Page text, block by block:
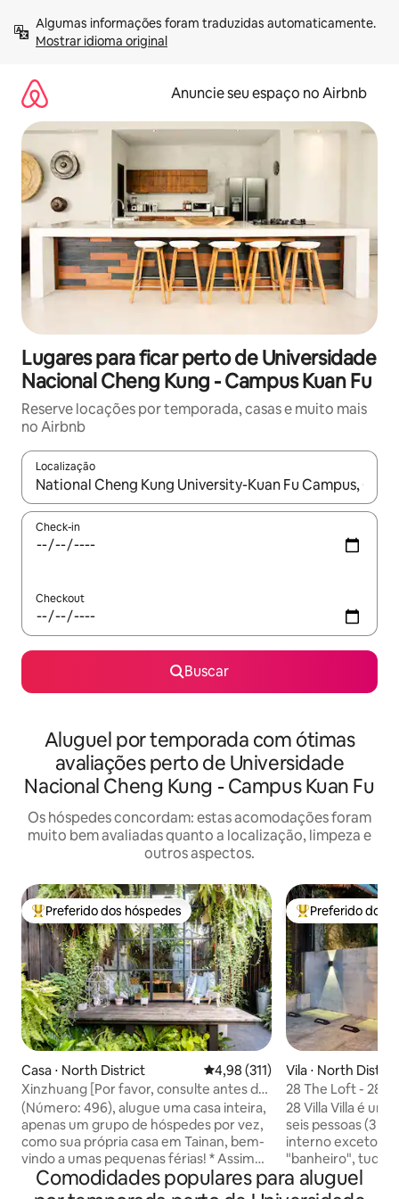
para
Mostrar idioma original
Anuncie seu espaço no Airbnb
Lugares para ficar perto de Universidade
Nacional Cheng Kung - Campus Kuan Fu
Reserve locações por temporada, casas e muito mais
no Airbnb
Localização
Quando os resultados estiverem disponíveis, explore-os
Check-in
Checkout
Buscar
Aluguel por temporada com ótimas
avaliações perto de Universidade
Nacional Cheng Kung - Campus Kuan Fu
Os hóspedes concordam: estas acomodações foram
muito bem avaliadas quanto a localização, limpeza e
outros aspectos.
Entre os melhores preferidos dos hóspedes
Preferido dos hóspedes
Casa ⋅ North District 4,98 de uma avaliação média de
4,98 (311)
Xinzhuang [Por favor, consulte antes de
reservar/Quarto legal em casa
antiga/Casa de campo com desconto
para dois/Ótima
localização/Estacionamento
incluído/Retrô e casa ocidental]
​(Número: 496), alugue uma casa inteira,
apenas um grupo de hóspedes por vez,
como sua própria casa em Tainan, bem-
vindo a umas pequenas férias! * Assim
que seu calendário do Airbnb verificar
sua disponibilidade, adicione Line para
Entre os
Preferido dos
Vila ⋅ North
28 The Loft - 28
fumantes)
28 Villa Villa é um
seis pessoas (3
interno exceto
"banheiro", tudo
paredes
família e não
Comodidades populares para aluguel